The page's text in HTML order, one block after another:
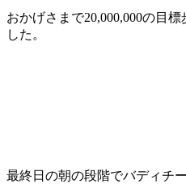
おかげさまで20,000,000の目
した。
最終日の朝の段階でバディチ